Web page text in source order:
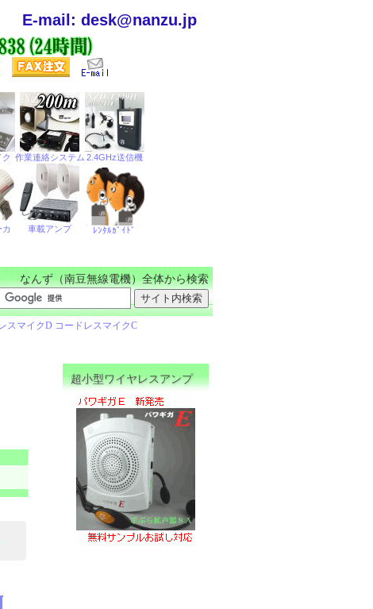
E-mail: desk@nanzu.jp
なんず（南豆無線電機）全体から検索
超小型ワイヤレスアンプ